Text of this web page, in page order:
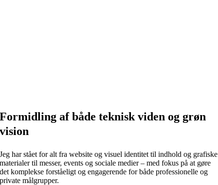
Formidling af både teknisk viden og grøn
vision
Jeg har stået for alt fra website og visuel identitet til indhold og grafiske
materialer til messer, events og sociale medier – med fokus på at gøre
det komplekse forståeligt og engagerende for både professionelle og
private målgrupper.